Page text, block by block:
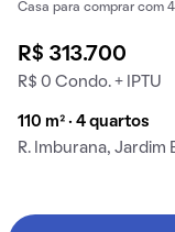
Casa para comprar com
R$ 313.700
R$ 0 Condo. + IPTU
110 m² · 4 quartos
R. Imburana, Jardim